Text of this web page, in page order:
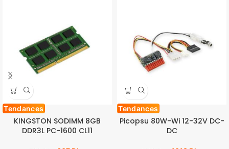
Tendances
KINGSTON SODIMM 8GB
DDR3L PC-1600 CL11
Tendances
Picopsu 80W-Wi 12-32V DC-
DC